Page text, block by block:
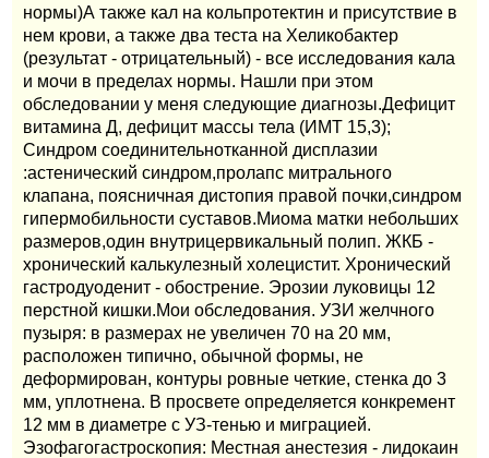
нормы)А также кал на кольпротектин и присутствие в
нем крови, а также два теста на Хеликобактер
(результат - отрицательный) - все исследования кала
и мочи в пределах нормы. Нашли при этом
обследовании у меня следующие диагнозы.Дефицит
витамина Д, дефицит массы тела (ИМТ 15,3);
Синдром соединительнотканной дисплазии
:астенический синдром,пролапс митрального
клапана, поясничная дистопия правой почки,синдром
гипермобильности суставов.Миома матки небольших
размеров,один внутрицервикальный полип. ЖКБ -
хронический калькулезный холецистит. Хронический
гастродуоденит - обострение. Эрозии луковицы 12
перстной кишки.Мои обследования. УЗИ желчного
пузыря: в размерах не увеличен 70 на 20 мм,
расположен типично, обычной формы, не
деформирован, контуры ровные четкие, стенка до 3
мм, уплотнена. В просвете определяется конкремент
12 мм в диаметре с УЗ-тенью и миграцией.
Эзофагогастроскопия: Местная анестезия - лидокаин